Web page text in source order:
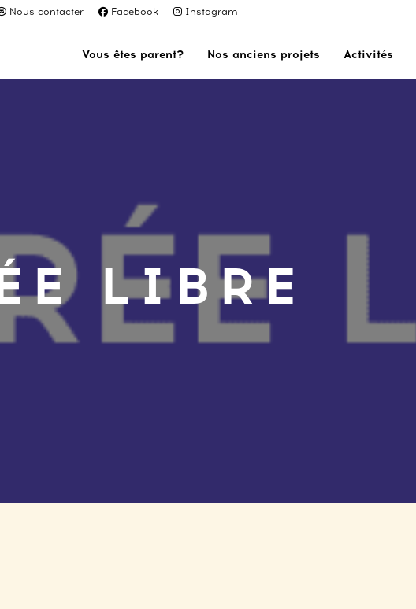
Nous contacter Facebook Instagram
Vous êtes parent? Nos anciens projets Activités
LIBRE